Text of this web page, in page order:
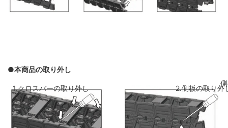
側板のリンクを斜めに前のリンクに差し
込み、はめ込みます
弾性シートを両
ください
●本商品の取り外し
1.クロスバーの取り外し 2.側板の取り外